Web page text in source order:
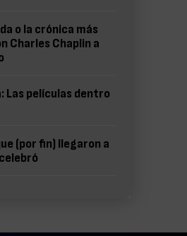
o la crónica más
Charles Chaplin a
Las películas dentro
(por fin) llegaron a